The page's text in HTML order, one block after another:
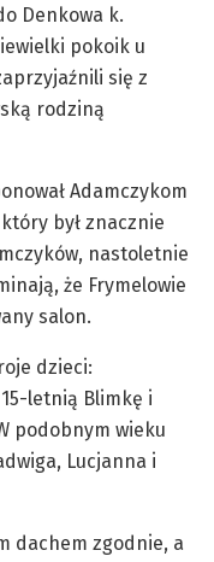
Denkowa k.
pokoik u
się z
rodziną
Adamczykom
był znacznie
nastoletnie
że Frymelowie
salon.
dzieci:
letnią Blimkę i
podobnym wieku
Lucjanna i
dachem zgodnie, a